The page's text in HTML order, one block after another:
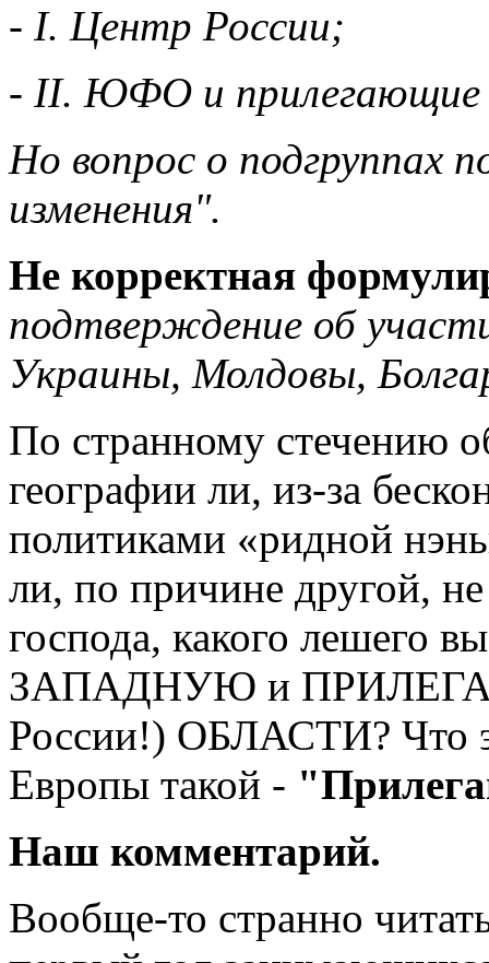
- I. Центр России;
- II. ЮФО и прилегающие
Но вопрос о
изменения".
Не корректная
подтверждение об
Украины, Молдовы,
По странному стечению
географии ли, из-за
политиками «ридной
ли, по причине другой,
господа, какого лешего
ЗАПАДНУЮ и
России!) ОБЛАСТИ? Что
Европы такой -
Наш комментарий.
Вообще-то странно